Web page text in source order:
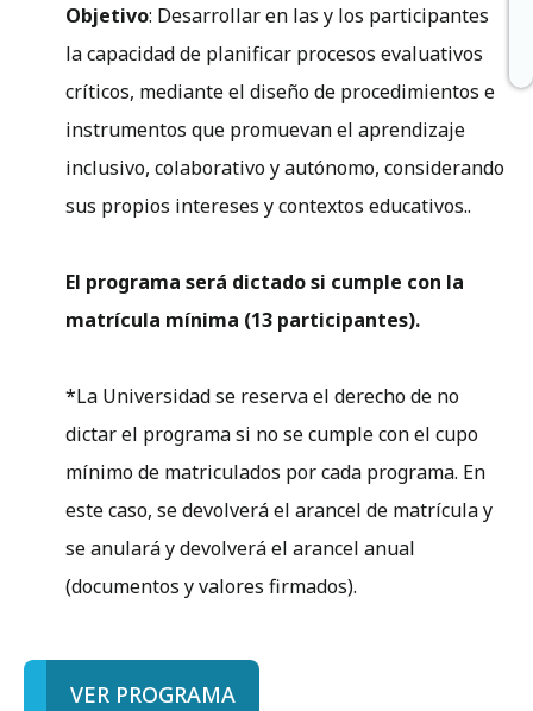
Objetivo: Desarrollar en las y los participantes
la capacidad de planificar procesos evaluativos
críticos, mediante el diseño de procedimientos e
instrumentos que promuevan el aprendizaje
inclusivo, colaborativo y autónomo, considerando
sus propios intereses y contextos educativos..
El programa será dictado si cumple con la
matrícula mínima (13 participantes).
*La Universidad se reserva el derecho de no
dictar el programa si no se cumple con el cupo
mínimo de matriculados por cada programa. En
este caso, se devolverá el arancel de matrícula y
se anulará y devolverá el arancel anual
(documentos y valores firmados).
VER PROGRAMA